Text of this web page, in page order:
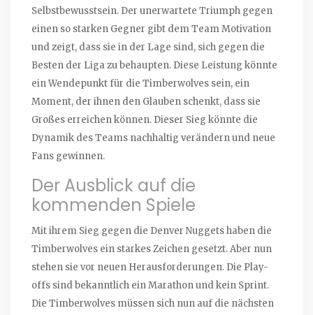
Selbstbewusstsein. Der unerwartete Triumph gegen
einen so starken Gegner gibt dem Team Motivation
und zeigt, dass sie in der Lage sind, sich gegen die
Besten der Liga zu behaupten. Diese Leistung könnte
ein Wendepunkt für die Timberwolves sein, ein
Moment, der ihnen den Glauben schenkt, dass sie
Großes erreichen können. Dieser Sieg könnte die
Dynamik des Teams nachhaltig verändern und neue
Fans gewinnen.
Der Ausblick auf die
kommenden Spiele
Mit ihrem Sieg gegen die Denver Nuggets haben die
Timberwolves ein starkes Zeichen gesetzt. Aber nun
stehen sie vor neuen Herausforderungen. Die Play-
offs sind bekanntlich ein Marathon und kein Sprint.
Die Timberwolves müssen sich nun auf die nächsten